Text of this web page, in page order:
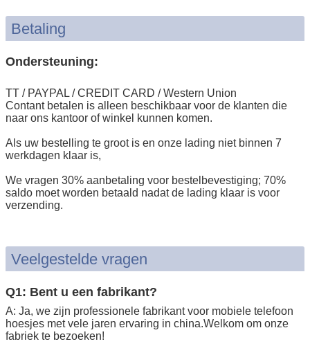
Betaling
Ondersteuning:
TT / PAYPAL / CREDIT CARD / Western Union
Contant betalen is alleen beschikbaar voor de klanten die
naar ons kantoor of winkel kunnen komen.
Als uw bestelling te groot is en onze lading niet binnen 7
werkdagen klaar is,
We vragen 30% aanbetaling voor bestelbevestiging; 70%
saldo moet worden betaald nadat de lading klaar is voor
verzending.
Veelgestelde vragen
Q1: Bent u een fabrikant?
A: Ja, we zijn professionele fabrikant voor mobiele telefoon
hoesjes met vele jaren ervaring in china.Welkom om onze
fabriek te bezoeken!